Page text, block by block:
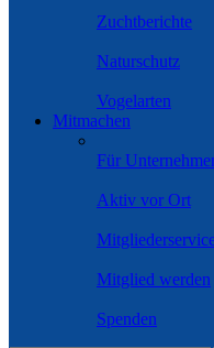
Zuchtberichte
Naturschutz
Vogelarten
Mitmachen
Für
Aktiv vor Ort
Mitglied werden
Spenden